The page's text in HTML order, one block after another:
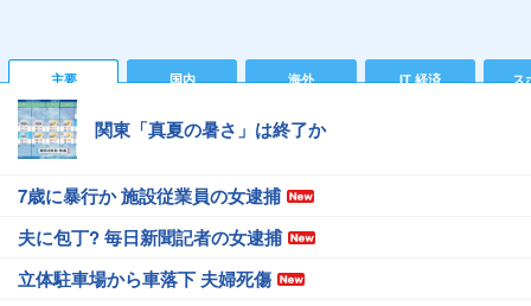
主要 国内 海外 IT 経済 ス
関東「真夏の暑さ」は終了か
7歳に暴行か 施設従業員の女逮捕
夫に包丁? 毎日新聞記者の女逮捕
立体駐車場から車落下 夫婦死傷